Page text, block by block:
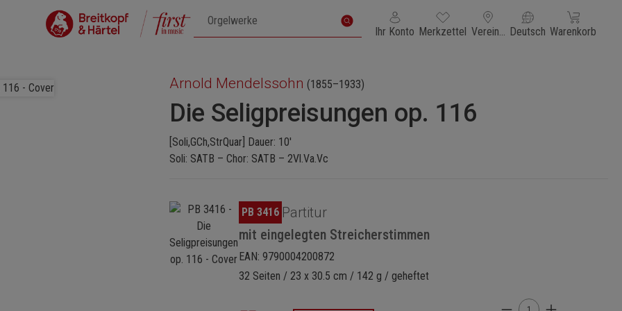
Ihr Konto Du hast 0 Produkte auf dem Merkzettel
Merkzettel Vereinigte Staaten von Amerika
Deutsch Warenkorb
Warenkorb
Arnold Mendelssohn (1855–1933)
Die Seligpreisungen op. 116
[Soli,GCh,StrQuar] Dauer: 10'
Soli: SATB – Chor: SATB – 2Vl.Va.Vc
Bildergalerie überspringen
PB 3416 Partitur
mit eingelegten Streicherstimmen
EAN: 9790004200872
32 Seiten / 23 x 30.5 cm / 142 g / geheftet